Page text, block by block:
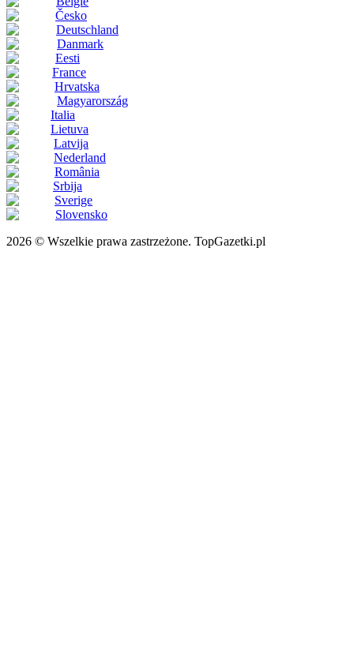
Česko
Deutschland
Danmark
Eesti
France
Hrvatska
Magyarország
Italia
Lietuva
Latvija
Nederland
România
Srbija
Sverige
Slovensko
2026 © Wszelkie prawa zastrzeżone. TopGazetki.pl